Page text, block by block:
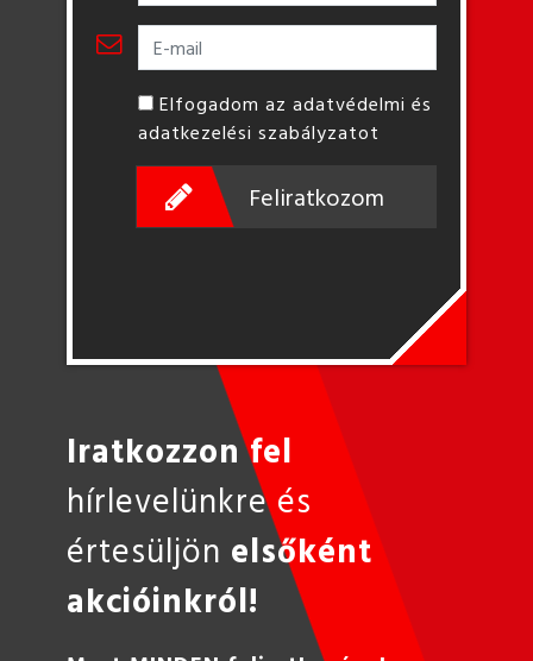
Elfogadom az adatvédelmi és
adatkezelési szabályzatot
Feliratkozom
Iratkozzon fel
hírlevelünkre és
értesüljön elsőként
akcióinkról!